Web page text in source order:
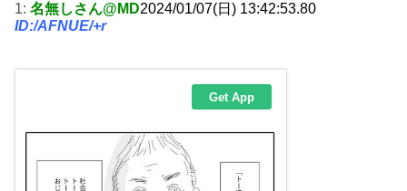
1: 名無しさん@MD2024/01/07(日) 13:42:53.80
ID:/AFNUE/+r